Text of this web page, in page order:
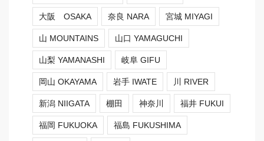
大阪 OSAKA 奈良 NARA 宮城 MIYAGI
山 MOUNTAINS 山口 YAMAGUCHI
山梨 YAMANASHI 岐阜 GIFU
岡山 OKAYAMA 岩手 IWATE 川 RIVER
新潟 NIIGATA 棚田 神奈川 福井 FUKUI
福岡 FUKUOKA 福島 FUKUSHIMA